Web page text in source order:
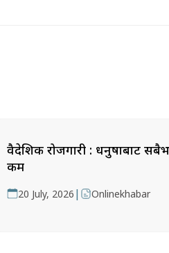
वैदेशिक रोजगारी : धनुषाबाट
कम
20 July, 2026 | Onlinekhabar